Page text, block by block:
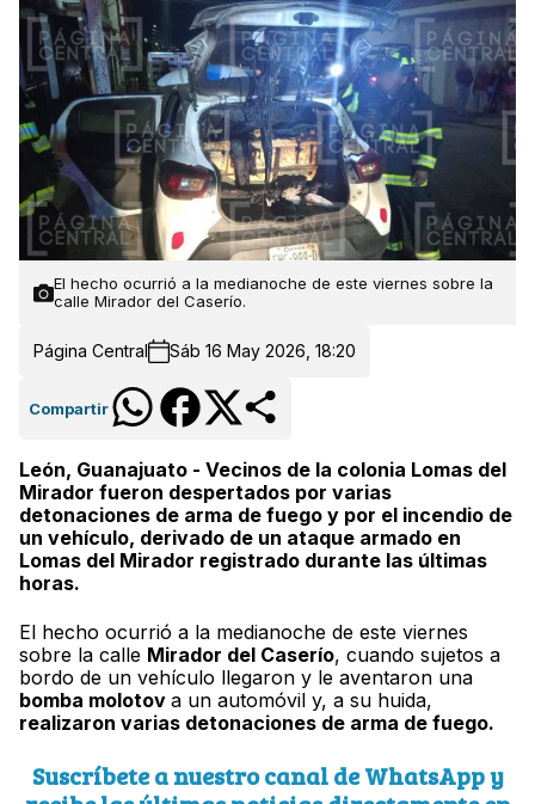
El hecho ocurrió a la medianoche de este viernes sobre la
calle Mirador del Caserío.
Página Central Sáb 16 May 2026, 18:20
Compartir
León, Guanajuato - Vecinos de la colonia Lomas del
Mirador fueron despertados por varias
detonaciones de arma de fuego y por el incendio de
un vehículo, derivado de un ataque armado en
Lomas del Mirador registrado durante las últimas
horas.
El hecho ocurrió a la medianoche de este viernes
sobre la calle Mirador del Caserío, cuando sujetos a
bordo de un vehículo llegaron y le aventaron una
bomba molotov a un automóvil y, a su huida,
realizaron varias detonaciones de arma de fuego.
Suscríbete a nuestro canal de WhatsApp y